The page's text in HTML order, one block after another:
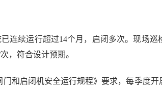
连续运行超过14个月，启闭多次。现场
，符合设计预期。
门和启闭机安全运行规程》要求，每季度